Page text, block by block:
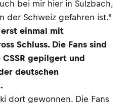
bei mir hier in Sulzbach,
der Schweiz gefahren ist."
einmal mit
Schluss. Die Fans sind
gepilgert und
deutschen
dort gewonnen. Die Fans